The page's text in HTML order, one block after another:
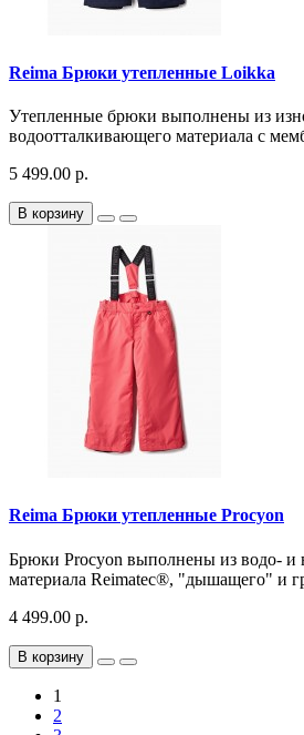
Reima Брюки утепленные Loikka
Утепленные брюки выполнены из
водоотталкивающего материала с
5 499.00 р.
В корзину
Reima Брюки утепленные Procyon
Брюки Procyon выполнены из водо- и
материала Reimatec®, "дышащего" и
4 499.00 р.
В корзину
1
2